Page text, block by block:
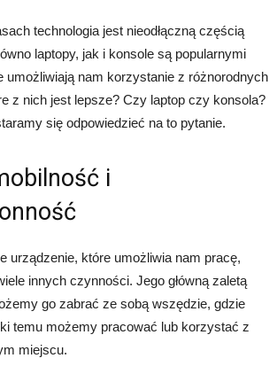
technologia jest nieodłączną częścią
laptopy, jak i konsole są popularnymi
umożliwiają nam korzystanie z różnorodnych
z nich jest lepsze? Czy laptop czy konsola?
się odpowiedzieć na to pytanie.
i
urządzenie, które umożliwia nam pracę,
innych czynności. Jego główną zaletą
go zabrać ze sobą wszędzie, gdzie
temu możemy pracować lub korzystać z
miejscu.